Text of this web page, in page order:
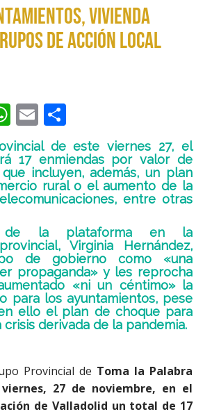
vivienda
de Acción Local
W
h
at
s
A
p
p
E
m
ai
l
o
m
p
ar
ti
r
de este viernes 27, el
17 enmiendas por valor de
que incluyen, además, un plan
rural o el aumento de la
entre otras
de la plataforma en la
Virginia Hernández,
de gobierno como «una
propaganda» y les reprocha
«ni un céntimo» la
para los ayuntamientos, pese
ello el plan de choque para
derivada de la pandemia.
Provincial de Toma la Palabra
27 de noviembre, en el
de Valladolid un total de 17